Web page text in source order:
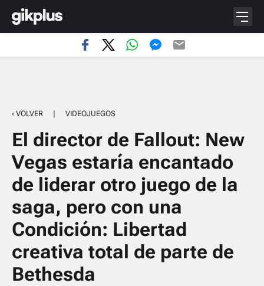
‹ VOLVER | VIDEOJUEGOS
El director de Fallout: New
Vegas estaría encantado
de liderar otro juego de la
saga, pero con una
Condición: Libertad
creativa total de parte de
Bethesda